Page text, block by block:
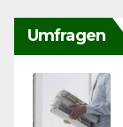
Umfragen